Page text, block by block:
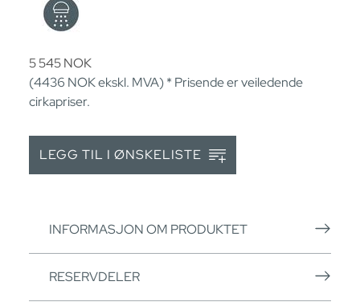
5 545NOK
(4436 NOKekskl. MVA) * Prisende er veiledende
cirkapriser.
LEGG TIL I ØNSKELISTE
INFORMASJON OM PRODUKTET
RESERVDELER